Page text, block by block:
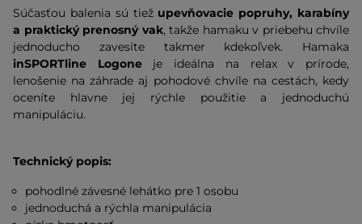
Súčasťou balenia sú tiež upevňovacie popruhy, karabíny
a praktický prenosný vak, takže hamaku v priebehu chvíle
jednoducho zavesíte takmer kdekoľvek. Hamaka
inSPORTline Logoneje ideálna na relax v prírode,
lenošenie na záhrade aj pohodové chvíle na cestách, kedy
oceníte hlavne jej rýchle použitie a jednoduchú
manipuláciu.
Technický popis:
pohodlné závesné lehátko pre 1 osobu
jednoduchá a rýchla manipulácia